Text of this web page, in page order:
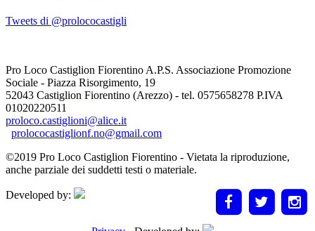
Tweets di @prolococastigli
Pro Loco Castiglion Fiorentino A.P.S. Associazione Promozione
Sociale - Piazza Risorgimento, 19
52043 Castiglion Fiorentino (Arezzo) - tel. 0575658278 P.IVA
01020220511
proloco.castiglioni@alice.it
prolococastiglionf.no@gmail.com
©2019 Pro Loco Castiglion Fiorentino - Vietata la riproduzione,
anche parziale dei suddetti testi o materiale.
Developed by: